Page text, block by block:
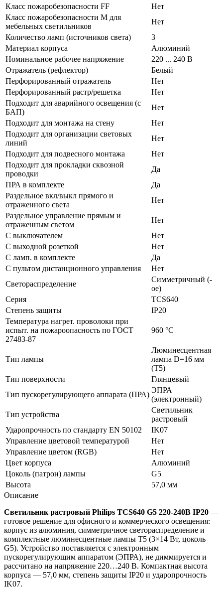
Класс пожаробезопасности FF
Нет
Класс пожаробезопасности М для
мебельных светильников
Нет
Количество ламп (источников света)
3
Материал корпуса
Алюминий
Номинальное рабочее напряжение
220 ... 240 В
Отражатель (рефлектор)
Белый
Перфорированный отражатель
Нет
Перфорированный растр/решетка
Нет
Подходит для аварийного освещения (с
БАП)
Нет
Подходит для монтажа на стену
Нет
Подходит для организации световых
линий
Нет
Подходит для подвесного монтажа
Нет
Подходит для прокладки сквозной
проводки
Да
ПРА в комплекте
Да
Раздельное вкл/выкл прямого и
отраженного света
Нет
Раздельное управление прямым и
отраженным светом
Нет
С выключателем
Нет
С выходной розеткой
Нет
С ламп. в комплекте
Да
С пультом дистанционного управления
Нет
Светораспределение
Симметричный (-
ое)
Серия
TCS640
Степень защиты
IP20
Температура нагрет. проволоки при
испыт. на пожароопасность по ГОСТ
27483-87
960 °C
Тип лампы
Люминесцентная
лампа D=16 мм
(T5)
Тип поверхности
Глянцевый
Тип пускорегулирующего аппарата (ПРА)
ЭПРА
(электронный)
Тип устройства
Светильник
растровый
Ударопрочность по стандарту EN 50102
IK07
Управление цветовой температурой
Нет
Управление цветом (RGB)
Нет
Цвет корпуса
Алюминий
Цоколь (патрон) лампы
G5
Высота
57,0 мм
Описание
Светильник растровый Philips TCS640 G5 220-240В IP20 —
готовое решение для офисного и коммерческого освещения:
корпус из алюминия, симметричное светораспределение и
комплектные люминесцентные лампы T5 (3×14 Вт, цоколь
G5). Устройство поставляется с электронным
пускорегулирующим аппаратом (ЭПРА), не диммируется и
рассчитано на напряжение 220…240 В. Компактная высота
корпуса — 57,0 мм, степень защиты IP20 и ударопрочность
IK07.